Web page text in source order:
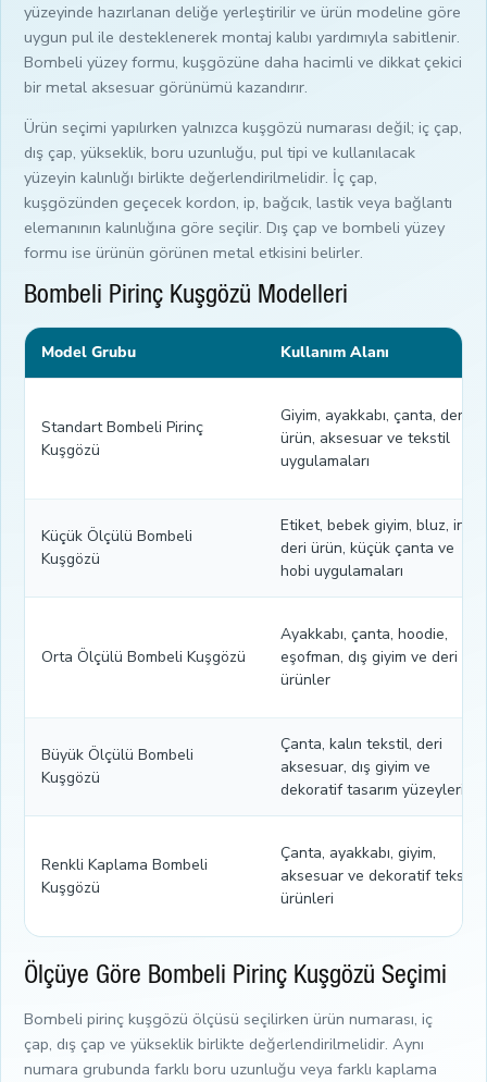
yüzeyinde hazırlanan deliğe yerleştirilir ve ürün modeline göre
uygun pul ile desteklenerek montaj kalıbı yardımıyla sabitlenir.
Bombeli yüzey formu, kuşgözüne daha hacimli ve dikkat çekici
bir metal aksesuar görünümü kazandırır.
Ürün seçimi yapılırken yalnızca kuşgözü numarası değil; iç çap,
dış çap, yükseklik, boru uzunluğu, pul tipi ve kullanılacak
yüzeyin kalınlığı birlikte değerlendirilmelidir. İç çap,
kuşgözünden geçecek kordon, ip, bağcık, lastik veya bağlantı
elemanının kalınlığına göre seçilir. Dış çap ve bombeli yüzey
formu ise ürünün görünen metal etkisini belirler.
Bombeli Pirinç Kuşgözü Modelleri
Model Grubu Kullanım Alanı
Standart Bombeli Pirinç
Kuşgözü
Giyim, ayakkabı, çanta, deri
ürün, aksesuar ve tekstil
uygulamaları
Küçük Ölçülü Bombeli
Kuşgözü
Etiket, bebek giyim, bluz, ince
deri ürün, küçük çanta ve
hobi uygulamaları
Orta Ölçülü Bombeli Kuşgözü
Ayakkabı, çanta, hoodie,
eşofman, dış giyim ve deri
ürünler
Büyük Ölçülü Bombeli
Kuşgözü
Çanta, kalın tekstil, deri
aksesuar, dış giyim ve
dekoratif tasarım yüzeyleri
Renkli Kaplama Bombeli
Kuşgözü
Çanta, ayakkabı, giyim,
aksesuar ve dekoratif tekstil
ürünleri
Ölçüye Göre Bombeli Pirinç Kuşgözü Seçimi
Bombeli pirinç kuşgözü ölçüsü seçilirken ürün numarası, iç
çap, dış çap ve yükseklik birlikte değerlendirilmelidir. Aynı
numara grubunda farklı boru uzunluğu veya farklı kaplama